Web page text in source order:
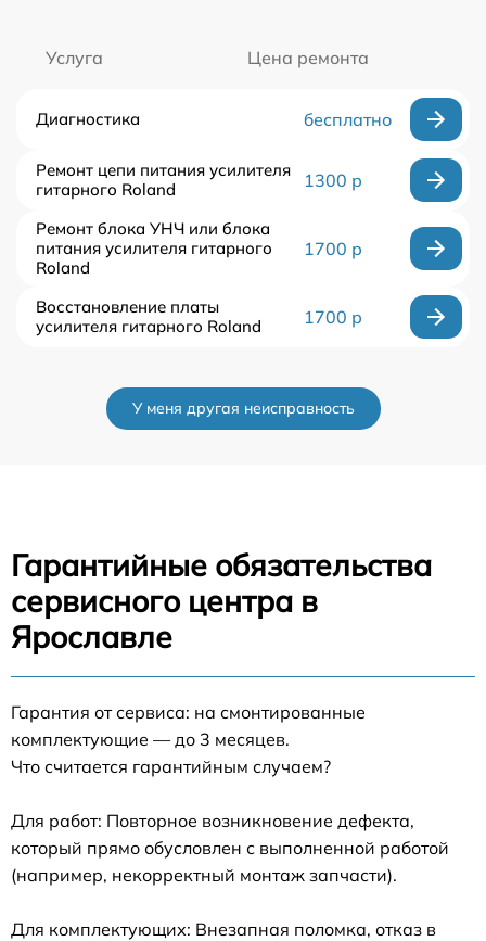
Услуга Цена ремонта
Диагностика бесплатно
Ремонт цепи питания усилителя
гитарного Roland
1300 р
Ремонт блока УНЧ или блока
питания усилителя гитарного
Roland
1700 р
Восстановление платы
усилителя гитарного Roland
1700 р
У меня другая неисправность
Гарантийные обязательства
сервисного центра в
Ярославле
Гарантия от сервиса: на смонтированные
комплектующие — до 3 месяцев.
Что считается гарантийным случаем?
Для работ: Повторное возникновение дефекта,
который прямо обусловлен с выполненной работой
(например, некорректный монтаж запчасти).
Для комплектующих: Внезапная поломка, отказ в